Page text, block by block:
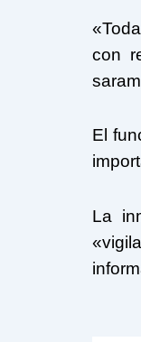
con
El
La